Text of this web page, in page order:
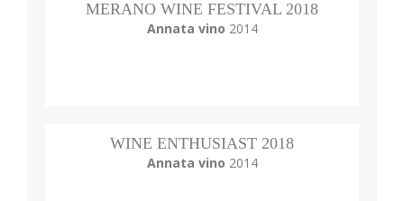
MERANO WINE FESTIVAL 2018
Annata vino 2014
WINE ENTHUSIAST 2018
Annata vino 2014